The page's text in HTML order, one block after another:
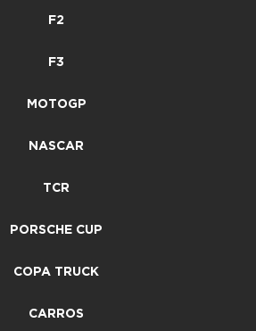
F2
F3
MOTOGP
NASCAR
TCR
PORSCHE CUP
COPA TRUCK
CARROS